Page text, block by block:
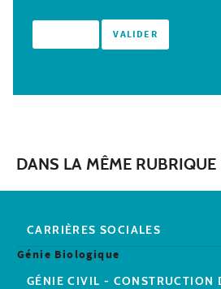
DANS LA MÊME RUBRIQUE
CARRIÈRES SOCIALES
Génie Biologique
GÉNIE CIVIL - CONSTRUCTION